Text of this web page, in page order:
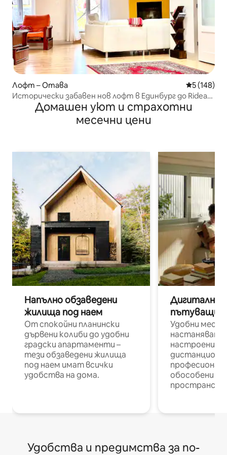
Лофт – Отава Средна
5 (148)
Исторически забавен нов лофт в Единбург до Rideau
Домашен уют и страхотни
месечни цени
Напълно обзаведени
жилища под наем
От спокойни планински
дървени колиби до удобни
градски апартаменти –
тези обзаведени жилища
под наем имат всички
удобства на дома.
Дигитални
пътуващи
Удобни
настаняване
настроени и
обособени
Удобства и предимства за по-